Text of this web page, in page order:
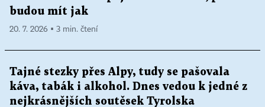
budou mít jak
20. 7. 2026 ▪ 3 min. čtení
Tajné stezky přes Alpy, tudy se pašovala
káva, tabák i alkohol. Dnes vedou k jedné z
nejkrásnějších soutěsek Tyrolska